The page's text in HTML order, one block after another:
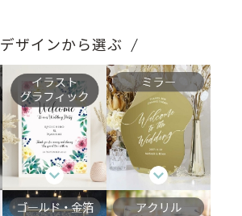
デザインから選ぶ